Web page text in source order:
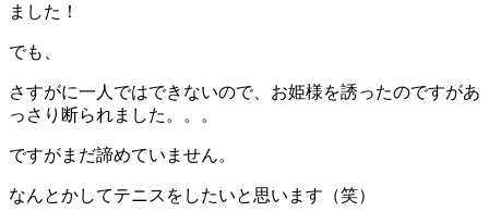
ました！
でも、
さすがに一人ではできないので、お姫様を誘ったのですがあ
っさり断られました。。。
ですがまだ諦めていません。
なんとかしてテニスをしたいと思います（笑）